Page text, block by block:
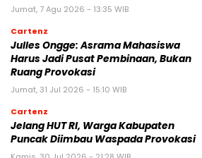
Jumat, 7 Agu 2026 - 13:35 WIB
Cartenz
Julles Ongge: Asrama Mahasiswa
Harus Jadi Pusat Pembinaan, Bukan
Ruang Provokasi
Jumat, 31 Jul 2026 - 15:10 WIB
Cartenz
Jelang HUT RI, Warga Kabupaten
Puncak Diimbau Waspada Provokasi